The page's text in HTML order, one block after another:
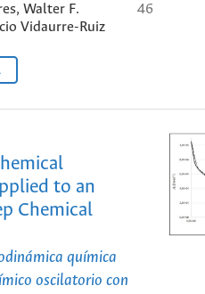
Walter F.
Vidaurre-Ruiz
46
to an
Chemical
química
oscilatorio con